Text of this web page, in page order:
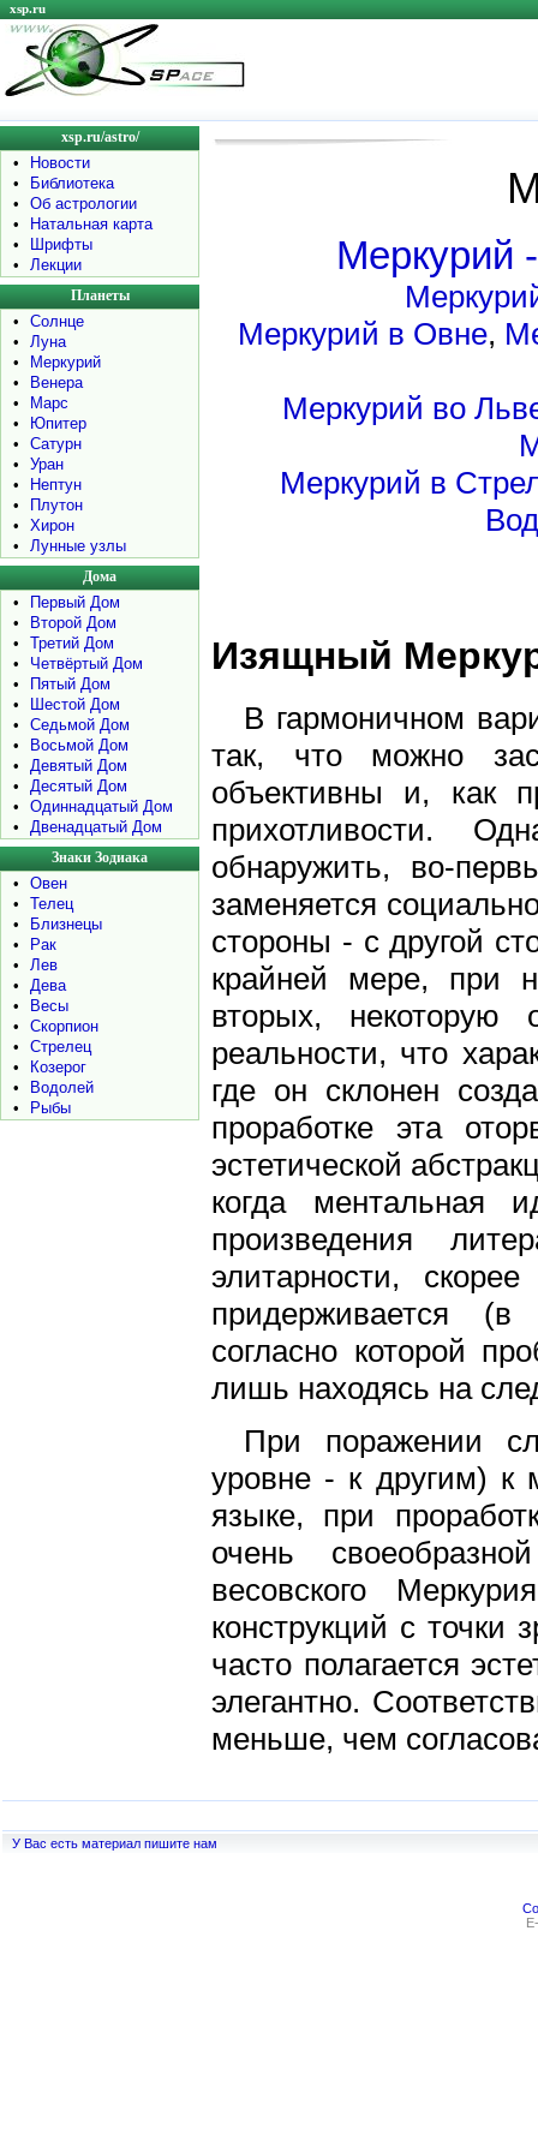
xsp.ru
xsp.ru/astro/
•
Новости
•
Библиотека
•
Об астрологии
•
Натальная карта
•
Шрифты
•
Лекции
Планеты
•
Солнце
•
Луна
•
Меркурий
•
Венера
•
Марс
•
Юпитер
•
Сатурн
•
Уран
•
Нептун
•
Плутон
•
Хирон
•
Лунные узлы
Дома
•
Первый Дом
•
Второй Дом
•
Третий Дом
•
Четвёртый Дом
•
Пятый Дом
•
Шестой Дом
•
Седьмой Дом
•
Восьмой Дом
•
Девятый Дом
•
Десятый Дом
•
Одиннадцатый Дом
•
Двенадцатый Дом
Знаки Зодиака
•
Овен
•
Телец
•
Близнецы
•
Рак
•
Лев
•
Дева
•
Весы
•
Скорпион
•
Стрелец
•
Козерог
•
Водолей
•
Рыбы
Меркурий
Меркурий в Овне,
Меркурий во
Меркурий в
Изящный
В гармоничном
так, что можно
объективны и, как
прихотливости.
обнаружить, во-
заменяется
стороны - с другой
крайней мере, при
вторых, некоторую
реальности, что
где он склонен
проработке эта
эстетической
когда ментальная
произведения
элитарности,
придерживается
согласно которой
лишь находясь на
При поражении
уровне - к другим)
языке, при
очень
весовского
конструкций с точки
часто полагается
элегантно.
меньше, чем
У Вас есть материал пишите нам